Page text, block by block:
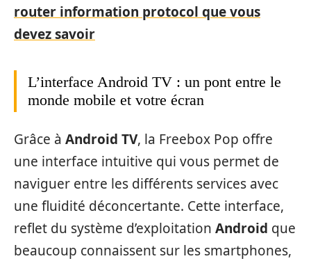
router information protocol que vous
devez savoir
L’interface Android TV : un pont entre le
monde mobile et votre écran
Grâce à Android TV, la Freebox Pop offre
une interface intuitive qui vous permet de
naviguer entre les différents services avec
une fluidité déconcertante. Cette interface,
reflet du système d’exploitation Android que
beaucoup connaissent sur les smartphones,